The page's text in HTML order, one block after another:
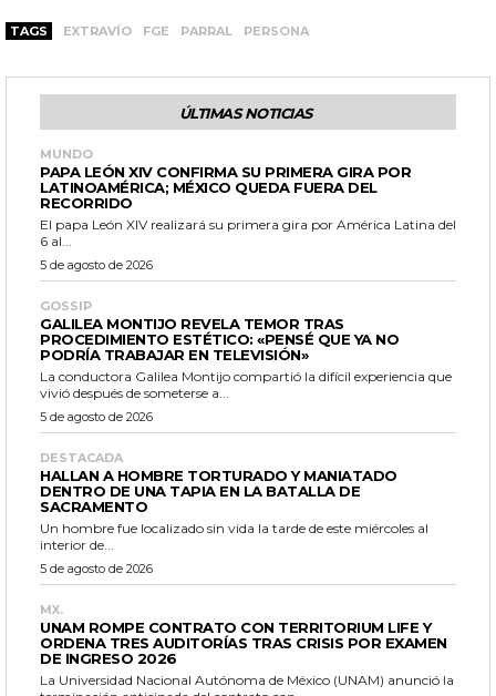
TAGS EXTRAVÍO FGE PARRAL PERSONA
ÚLTIMAS NOTICIAS
MUNDO
PAPA LEÓN XIV CONFIRMA SU PRIMERA GIRA POR
LATINOAMÉRICA; MÉXICO QUEDA FUERA DEL
RECORRIDO
El papa León XIV realizará su primera gira por América Latina del
6 al...
5 de agosto de 2026
GOSSIP
GALILEA MONTIJO REVELA TEMOR TRAS
PROCEDIMIENTO ESTÉTICO: «PENSÉ QUE YA NO
PODRÍA TRABAJAR EN TELEVISIÓN»
La conductora Galilea Montijo compartió la difícil experiencia que
vivió después de someterse a...
5 de agosto de 2026
DESTACADA
HALLAN A HOMBRE TORTURADO Y MANIATADO
DENTRO DE UNA TAPIA EN LA BATALLA DE
SACRAMENTO
Un hombre fue localizado sin vida la tarde de este miércoles al
interior de...
5 de agosto de 2026
MX.
UNAM ROMPE CONTRATO CON TERRITORIUM LIFE Y
ORDENA TRES AUDITORÍAS TRAS CRISIS POR EXAMEN
DE INGRESO 2026
La Universidad Nacional Autónoma de México (UNAM) anunció la